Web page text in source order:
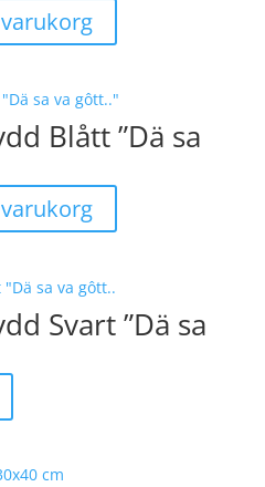
Blått ”Dä sa
Svart ”Dä sa